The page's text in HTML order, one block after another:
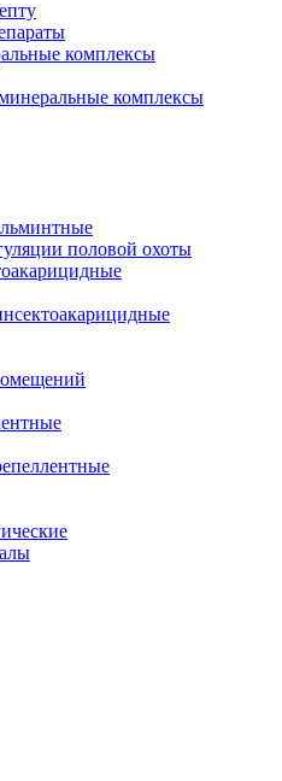
комплексы
комплексы
половой охоты